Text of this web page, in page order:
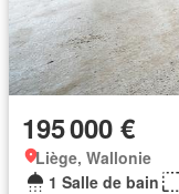
195 000 €
Liège, Wallonie
1 Salle de bain